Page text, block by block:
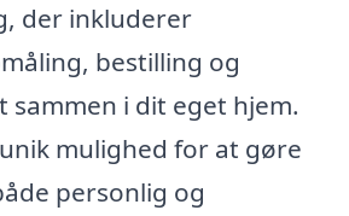
der inkluderer
bestilling og
sammen i dit eget hjem.
mulighed for at gøre
personlig og